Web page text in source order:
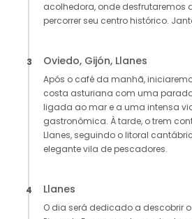
acolhedora, onde desfrutaremos
percorrer seu centro histórico.
3 Oviedo, Gijón, Llanes
Após o café da manhã,
costa asturiana com uma
ligada ao mar e a uma intensa
gastronômica. À tarde, o trem
Llanes, seguindo o litoral
elegante vila de pescadores.
4 Llanes
O dia será dedicado a descobrir